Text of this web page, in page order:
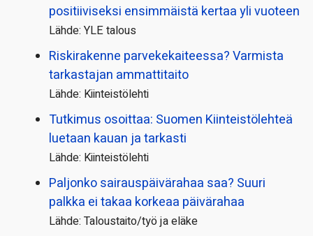
positiiviseksi ensimmäistä kertaa yli vuoteen
Lähde: YLE talous
Riskirakenne parvekekaiteessa? Varmista
tarkastajan ammattitaito
Lähde: Kiinteistölehti
Tutkimus osoittaa: Suomen Kiinteistölehteä
luetaan kauan ja tarkasti
Lähde: Kiinteistölehti
Paljonko sairauspäivä­rahaa saa? Suuri
palkka ei takaa korkeaa päivärahaa
Lähde: Taloustaito/työ ja eläke